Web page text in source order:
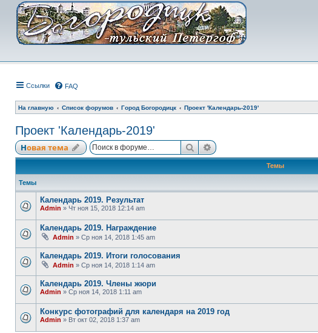
Ссылки FAQ
На главную Список форумов Город Богородицк Проект 'Календарь-2019'
Проект 'Календарь-2019'
Новая тема ПоискРасширенный поиск
Темы
Темы
Календарь 2019. Результат
Admin » Чт ноя 15, 2018 12:14 am
Календарь 2019. Награждение
Admin » Ср ноя 14, 2018 1:45 am
Календарь 2019. Итоги голосования
Admin » Ср ноя 14, 2018 1:14 am
Календарь 2019. Члены жюри
Admin » Ср ноя 14, 2018 1:11 am
Конкурс фотографий для календаря на 2019 год
Admin » Вт окт 02, 2018 1:37 am